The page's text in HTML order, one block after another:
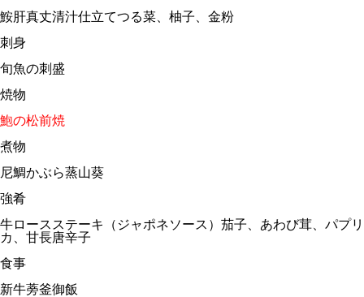
鮟肝真丈清汁仕立てつる菜、柚子、金粉
刺身
旬魚の刺盛
焼物
鮑の松前焼
煮物
尼鯛かぶら蒸山葵
強肴
牛ロースステーキ（ジャポネソース）茄子、あわび茸、パプリ
カ、甘長唐辛子
食事
新牛蒡釜御飯